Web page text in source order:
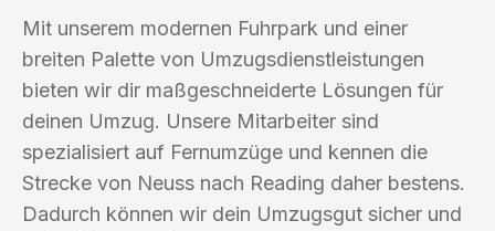
Mit unserem modernen Fuhrpark und einer
breiten Palette von Umzugsdienstleistungen
bieten wir dir maßgeschneiderte Lösungen für
deinen Umzug. Unsere Mitarbeiter sind
spezialisiert auf Fernumzüge und kennen die
Strecke von Neuss nach Reading daher bestens.
Dadurch können wir dein Umzugsgut sicher und